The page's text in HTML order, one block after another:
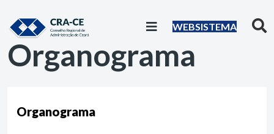
WEBSISTEMA
Organograma
Organograma